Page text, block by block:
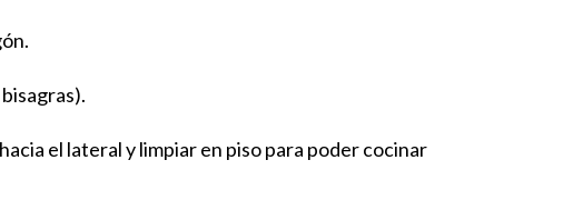
el lateral y limpiar en piso para poder cocinar